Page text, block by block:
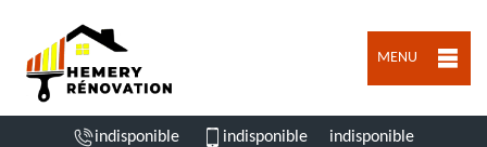
MENU
indisponible indisponible indisponible